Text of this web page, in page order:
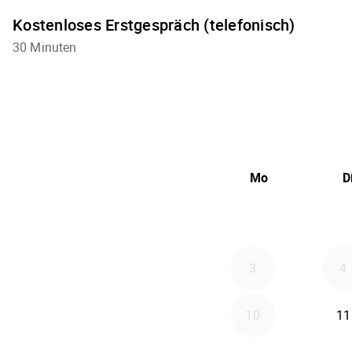
Kostenloses Erstgespräch (telefonisch)
30 Minuten
Mo
3 4
10 11